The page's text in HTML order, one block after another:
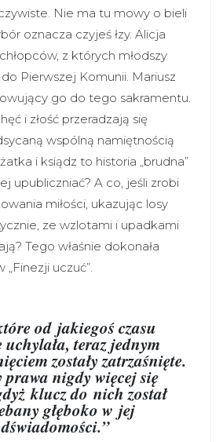
Nie ma tu mowy o bieli
oznacza czyjeś łzy. Alicja
z których młodszy
Pierwszej Komunii. Mariusz
go do tego sakramentu.
i złość przeradzają się
wspólną namiętnością
i ksiądz to historia „brudna”
upubliczniać? A co, jeśli zrobi
miłości, ukazując losy
ze wzlotami i upadkami
Tego właśnie dokonała
uczuć”.
od jakiegoś czasu
teraz jednym
zostały zatrzaśnięte.
prawa nigdy więcej się
klucz do nich został
głęboko w jej